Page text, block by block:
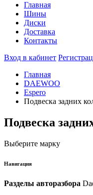
Главная
Шины
Диски
Доставка
Контакты
Вход в кабинет
Главная
DAEWOO
Espero
Подвеска задних
Подвеска
Выберите марку
Навигация
Разделы авторазбора